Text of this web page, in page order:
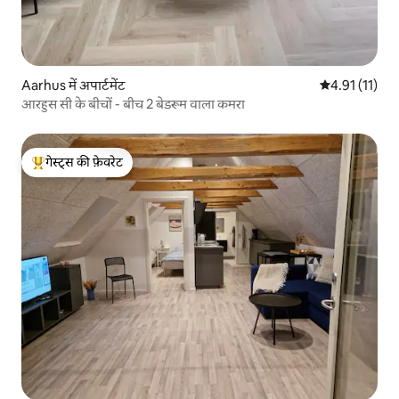
Aarhus में अपार्टमेंट औसत रेटिंग 5 में
4.91 (11)
आरहुस सी के बीचों - बीच 2 बेडरूम वाला कमरा
गेस्ट्स का टॉप फ़ेवरेट
गेस्ट्स की फ़ेवरेट